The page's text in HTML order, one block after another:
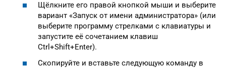
Щёлкните его правой кнопкой мыши и выберите
вариант «Запуск от имени администратора» (или
выберите программу стрелками с клавиатуры и
запустите её сочетанием клавиш
Ctrl+Shift+Enter).
Скопируйте и вставьте следующую команду в